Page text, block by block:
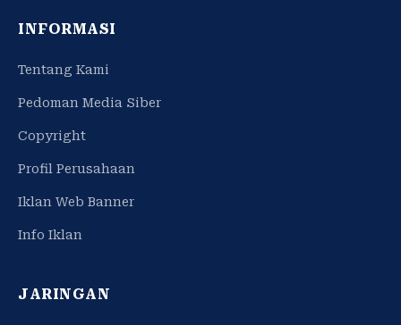
INFORMASI
Tentang Kami
Pedoman Media Siber
Copyright
Profil Perusahaan
Iklan Web Banner
Info Iklan
JARINGAN